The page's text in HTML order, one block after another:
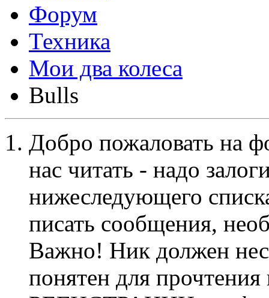
Форум
Техника
Мои два колеса
Bulls
Добро пожаловать на
нас читать - надо
нижеследующего
писать сообщения,
Важно! Ник должен
понятен для